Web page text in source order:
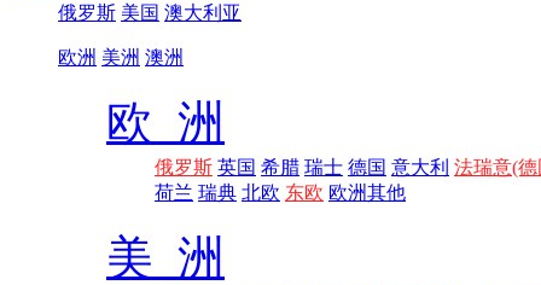
俄罗斯 美国 澳大利亚
欧洲 美洲 澳洲
欧 洲
俄罗斯 英国 希腊 瑞士 德国 意大利 法瑞意(德
荷兰 瑞典 北欧 东欧 欧洲其他
美 洲